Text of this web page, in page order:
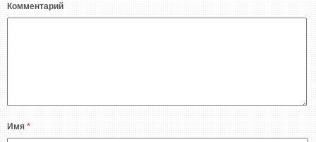
Комментарий
Имя *